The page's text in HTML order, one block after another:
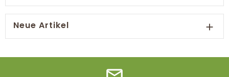
Neue Artikel 